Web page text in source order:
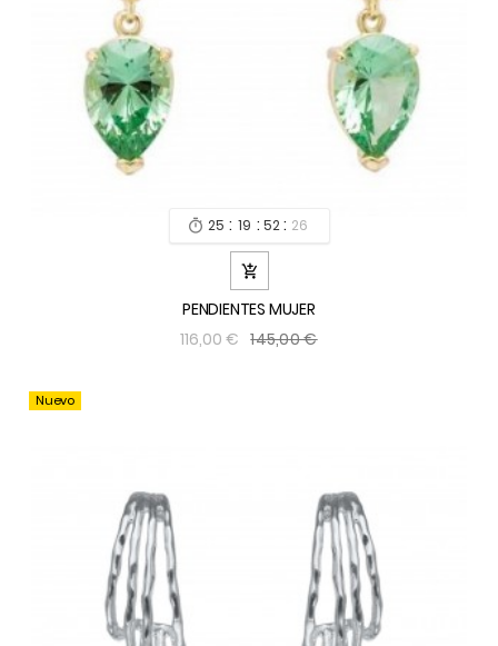
 25 : 19 : 52 : 24

PENDIENTES MUJER
116,00 € 145,00 €
Nuevo